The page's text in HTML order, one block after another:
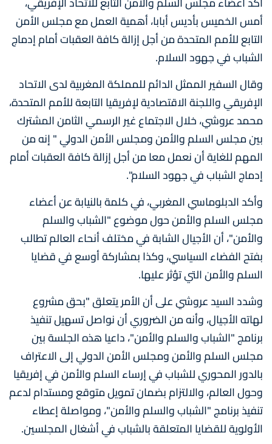
أمس الخميس بأديس أبابا، أهمية العمل مع مجلس الأمن
التابع للأمم المتحدة من أجل إزالة كافة العقبات أمام إدماج
الشباب في جهود السلام.
وقال السفير الممثل الدائم للمملكة المغربية لدى الاتحاد
الإفريقي واللجنة الاقتصادية لإفريقيا التابعة للأمم المتحدة،
محمد عروشي، خلال الاجتماع غير الرسمي الثامن المشترك
بين مجلس السلم والأمن ومجلس الأمن الدولي " إنه من
المهم للغاية أن نعمل معا من أجل إزالة كافة العقبات أمام
إدماج الشباب في جهود السلام".
وأكد الدبلوماسي المغربي، في كلمة بالنيابة عن أعضاء
مجلس السلم والأمن حول موضوع "الشباب والسلم
والأمن"، أن الأجيال الشابة في مختلف أنحاء العالم تطالب
بفتح الفضاء السياسي، وكذا بمشاركة أوسع في قضايا
السلم والأمن التي تؤثر عليها.
وشدد السيد عروشي على أن الأمر يتعلق "بحق مشروع
لهاته الأجيال، وأنه من الضروري أن نواصل تسهيل تنفيذ
برنامج "الشباب والسلم والأمن"، داعيا هذه الجلسة بين
مجلس السلم والأمن ومجلس الأمن الدولي إلى الاعتراف
بالدور المحوري للشباب في إرساء السلم والأمن في إفريقيا
وحول العالم، والالتزام بضمان تمويل متوقع ومستدام لدعم
تنفيذ برنامج "الشباب والسلم والأمن"، ومواصلة إعطاء
الأولوية للقضايا المتعلقة بالشباب في أشغال المجلسين.